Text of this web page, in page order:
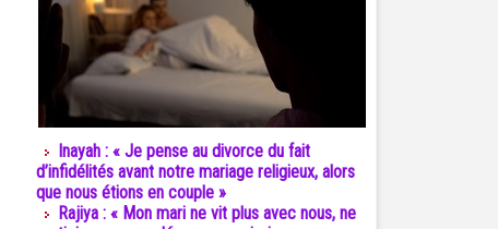
Inayah : « Je pense au divorce du fait
d’infidélités avant notre mariage religieux, alors
que nous étions en couple »
Rajiya : « Mon mari ne vit plus avec nous, ne